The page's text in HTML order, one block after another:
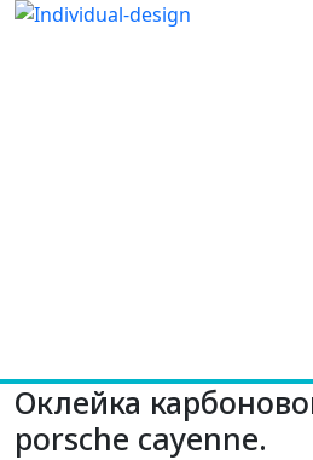
Оклейка
porsche cayenne.